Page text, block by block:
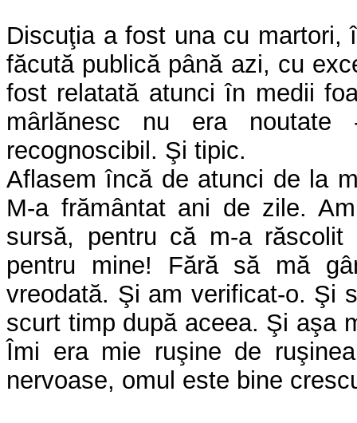
Discuţia a fost una cu martori,
făcută publică până azi, cu
fost relatată atunci în medii
mârlănesc nu era
recognoscibil. Şi tipic.
Aflasem încă de atunci de la
M-a frământat ani de zile.
sursă, pentru că m-a
pentru mine! Fără să mă
vreodată. Şi am verificat-o. Şi
scurt timp după aceea. Şi aşa
Îmi era mie ruşine de
nervoase, omul este bine